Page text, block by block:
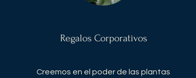
Regalos Corporativos
Creemos en el poder de las plantas